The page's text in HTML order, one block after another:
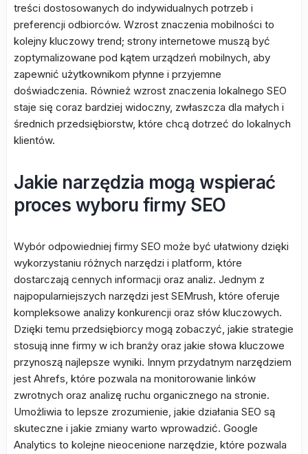
treści dostosowanych do indywidualnych potrzeb i
preferencji odbiorców. Wzrost znaczenia mobilności to
kolejny kluczowy trend; strony internetowe muszą być
zoptymalizowane pod kątem urządzeń mobilnych, aby
zapewnić użytkownikom płynne i przyjemne
doświadczenia. Również wzrost znaczenia lokalnego SEO
staje się coraz bardziej widoczny, zwłaszcza dla małych i
średnich przedsiębiorstw, które chcą dotrzeć do lokalnych
klientów.
Jakie narzędzia mogą wspierać
proces wyboru firmy SEO
Wybór odpowiedniej firmy SEO może być ułatwiony dzięki
wykorzystaniu różnych narzędzi i platform, które
dostarczają cennych informacji oraz analiz. Jednym z
najpopularniejszych narzędzi jest SEMrush, które oferuje
kompleksowe analizy konkurencji oraz słów kluczowych.
Dzięki temu przedsiębiorcy mogą zobaczyć, jakie strategie
stosują inne firmy w ich branży oraz jakie słowa kluczowe
przynoszą najlepsze wyniki. Innym przydatnym narzędziem
jest Ahrefs, które pozwala na monitorowanie linków
zwrotnych oraz analizę ruchu organicznego na stronie.
Umożliwia to lepsze zrozumienie, jakie działania SEO są
skuteczne i jakie zmiany warto wprowadzić. Google
Analytics to kolejne nieocenione narzędzie, które pozwala